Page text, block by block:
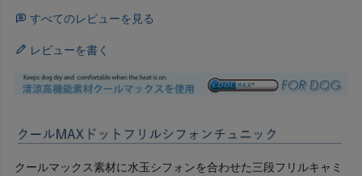
すべてのレビューを見る
レビューを書く
クールマックス素材に水玉シフォンを合わせた三段フリルキャミ